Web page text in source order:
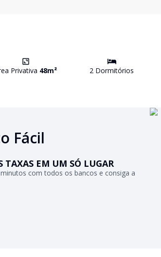
Privativa 48m² 2 Dormitórios
Fácil
TAXAS EM UM SÓ LUGAR
com todos os bancos e consiga a